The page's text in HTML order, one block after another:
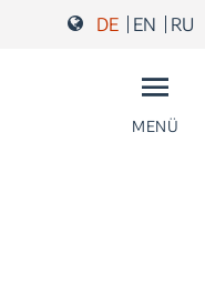
DE EN RU
MENÜ